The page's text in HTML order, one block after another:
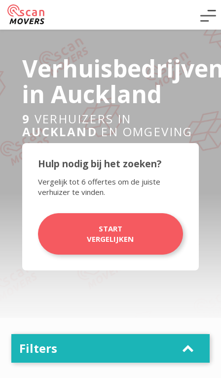
in Auckland
9 VERHUIZERS IN
AUCKLAND EN OMGEVING
Hulp nodig bij het zoeken?
Vergelijk tot 6 offertes om de juiste
verhuizer te vinden.
START
VERGELIJKEN
Filters